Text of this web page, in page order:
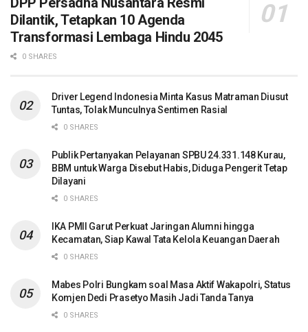
Dilantik, Tetapkan 10 Agenda
Transformasi Lembaga Hindu 2045
0 SHARES
Driver Legend Indonesia Minta Kasus Matraman Diusut
Tuntas, Tolak Munculnya Sentimen Rasial
0 SHARES
Publik Pertanyakan Pelayanan SPBU 24.331.148 Kurau,
BBM untuk Warga Disebut Habis, Diduga Pengerit Tetap
Dilayani
0 SHARES
IKA PMII Garut Perkuat Jaringan Alumni hingga
Kecamatan, Siap Kawal Tata Kelola Keuangan Daerah
0 SHARES
Mabes Polri Bungkam soal Masa Aktif Wakapolri, Status
Komjen Dedi Prasetyo Masih Jadi Tanda Tanya
0 SHARES